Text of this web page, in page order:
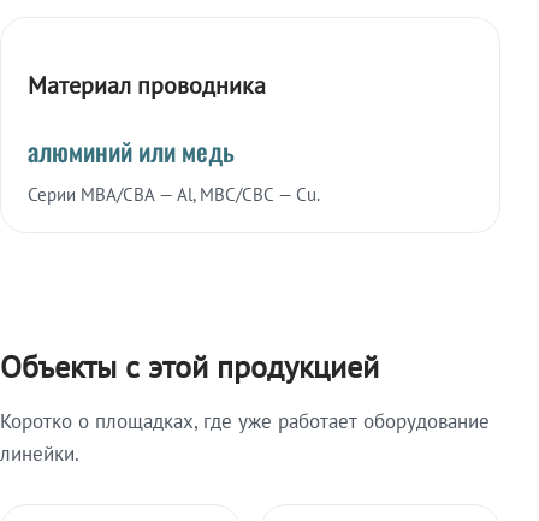
Материал проводника
алюминий или медь
Серии МВА/СВА — Al, МВС/СВС — Cu.
Объекты с этой продукцией
Коротко о площадках, где уже работает оборудование
линейки.